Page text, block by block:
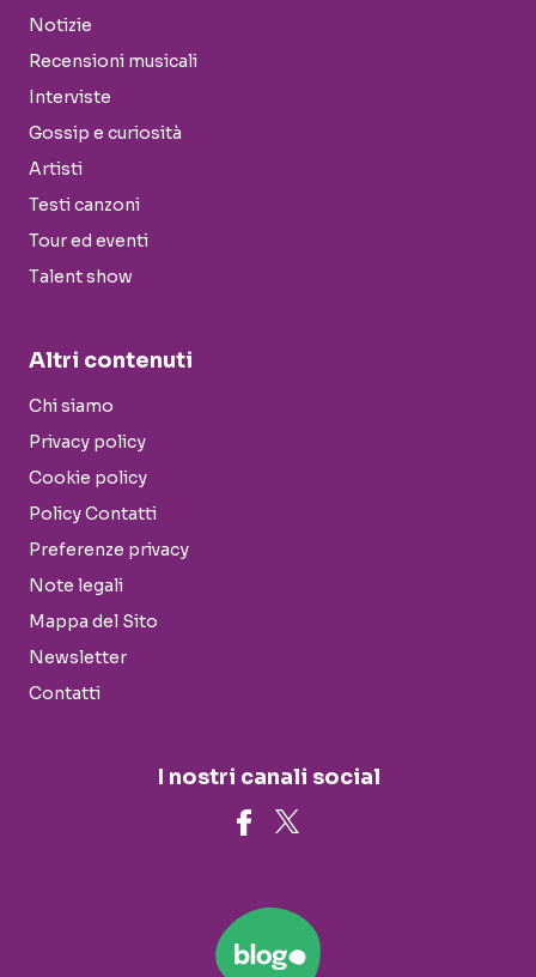
Notizie
Recensioni musicali
Interviste
Gossip e curiosità
Artisti
Testi canzoni
Tour ed eventi
Talent show
Altri contenuti
Chi siamo
Privacy policy
Cookie policy
Policy Contatti
Preferenze privacy
Note legali
Mappa del Sito
Newsletter
Contatti
I nostri canali social